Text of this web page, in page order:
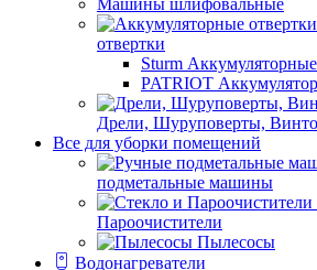
Машины шлифовальные
отвертки
Sturm
PATRIOT
Дрели, Шуруповерты,
Все для уборки помещений
подметальные машины
Пароочистители
Пылесосы
Водонагреватели